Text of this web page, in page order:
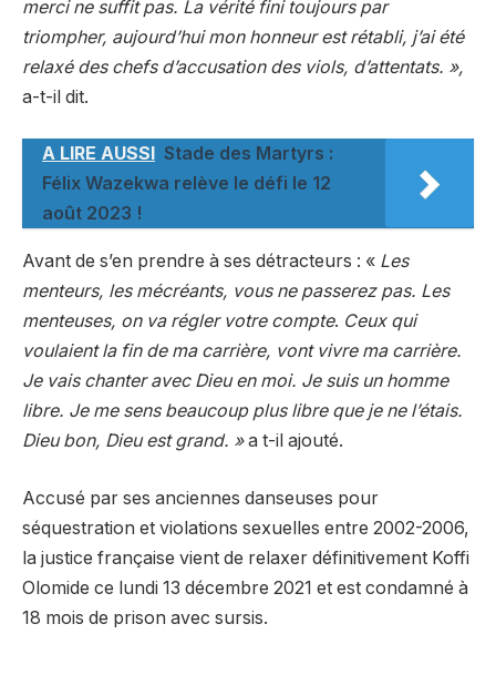
merci ne suffit pas. La vérité fini toujours par
triompher, aujourd’hui mon honneur est rétabli, j’ai été
relaxé des chefs d’accusation des viols, d’attentats. »,
a-t-il dit.
A LIRE AUSSI Stade des Martyrs :
Félix Wazekwa relève le défi le 12
août 2023 !
Avant de s’en prendre à ses détracteurs : « Les
menteurs, les mécréants, vous ne passerez pas. Les
menteuses, on va régler votre compte. Ceux qui
voulaient la fin de ma carrière, vont vivre ma carrière.
Je vais chanter avec Dieu en moi. Je suis un homme
libre. Je me sens beaucoup plus libre que je ne l’étais.
Dieu bon, Dieu est grand. »a t-il ajouté.
Accusé par ses anciennes danseuses pour
séquestration et violations sexuelles entre 2002-2006,
la justice française vient de relaxer définitivement Koffi
Olomide ce lundi 13 décembre 2021 et est condamné à
18 mois de prison avec sursis.